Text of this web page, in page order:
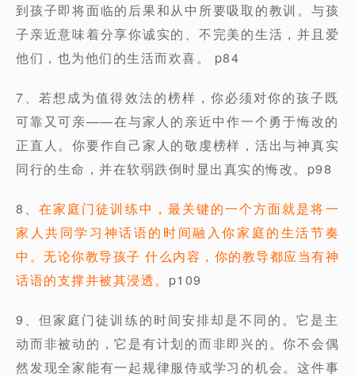
到孩子即将面临的后果和从中所要吸取的教训。与孩
子亲近意味着分享你诚实的、不完美的生活，并且爱
他们，也为他们的生活而欢喜。 p84
7、若想成为值得效法的榜样，你必须对你的孩子既
可靠又可亲——在与家人的亲近中作一个勇于悔改的
正直人。你要作自己家人的敬虔榜样，活出与神真实
同行的生命，并在软弱跌倒时显出真实的悔改。p98
8、在家庭门徒训练中，最关键的一个方面就是将一
家人共同学习神话语的时间融入你家庭的生活节奏
中。无论你教导孩子 什么内容，你的教导都应当有神
话语的支撑并被其浸透。 p109
9、但家庭门徒训练的时间安排却是不同的。它是主
动而非被动的，它是有计划的而非即兴的。你不会偶
然发现全家能有一起规律服侍或学习的机会。这件事